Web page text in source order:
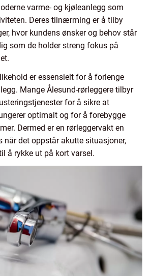
varme- og kjøleanlegg som
Deres tilnærming er å tilby
hvor kundens ønsker og behov står
som de holder streng fokus på
er essensielt for å forlenge
Mange Ålesund-rørleggere tilbyr
for å sikre at
optimalt og for å forebygge
Dermed er en rørleggervakt en
når det oppstår akutte situasjoner,
å rykke ut på kort varsel.